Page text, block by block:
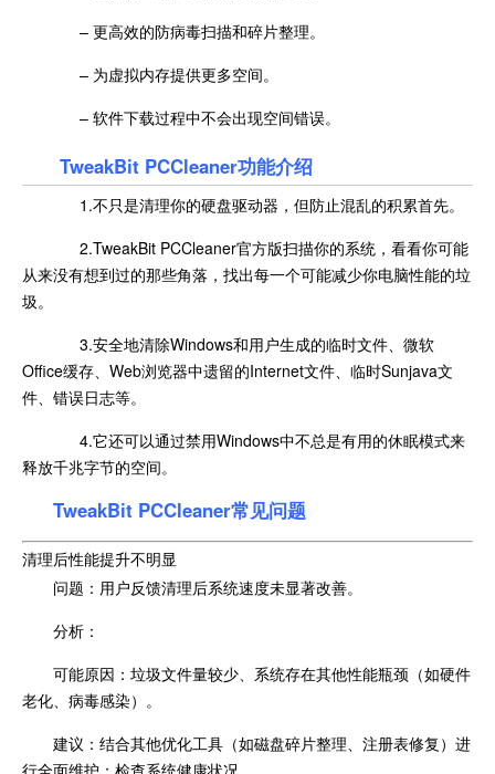
– 更高效的防病毒扫描和碎片整理。
– 为虚拟内存提供更多空间。
– 软件下载过程中不会出现空间错误。
TweakBit PCCleaner功能介绍
1.不只是清理你的硬盘驱动器，但防止混乱的积累首先。
2.TweakBit PCCleaner官方版扫描你的系统，看看你可能
从来没有想到过的那些角落，找出每一个可能减少你电脑性能的垃
圾。
3.安全地清除Windows和用户生成的临时文件、微软
Office缓存、Web浏览器中遗留的Internet文件、临时Sunjava文
件、错误日志等。
4.它还可以通过禁用Windows中不总是有用的休眠模式来
释放千兆字节的空间。
TweakBit PCCleaner常见问题
清理后性能提升不明显
问题：用户反馈清理后系统速度未显著改善。
分析：
可能原因：垃圾文件量较少、系统存在其他性能瓶颈（如硬件
老化、病毒感染）。
建议：结合其他优化工具（如磁盘碎片整理、注册表修复）进
行全面维护；检查系统健康状况。